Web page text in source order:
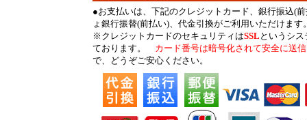
●お支払いは、下記のクレジットカード、銀行振込(
ょ銀行振替(前払い)、代金引換がご利用いただけます
※クレジットカードのセキュリティはSSL というシ
ております。 カード番号は暗号化されて安全に送
で、どうぞご安心ください。